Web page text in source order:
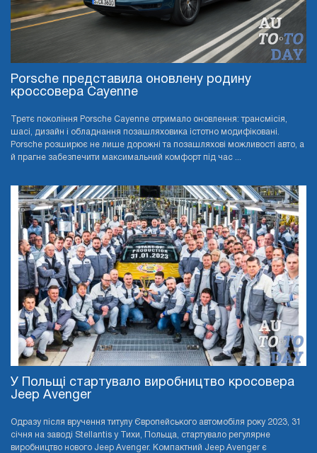
Porsche представила оновлену родину
кроссовера Cayenne
Третє покоління Porsche Cayenne отримало оновлення: трансмісія,
шасі, дизайн і обладнання позашляховика істотно модифіковані.
Porsche розширює не лише дорожні та позашляхові можливості авто, а
й прагне забезпечити максимальний комфорт під час ...
У Польщі стартувало виробництво кросовера
Jeep Avenger
Одразу після вручення титулу Європейського автомобіля року 2023, 31
січня на заводі Stellantis у Тихи, Польща, стартувало регулярне
виробництво нового Jeep Avenger. Компактний Jeep Avenger є